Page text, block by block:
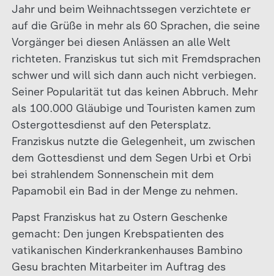
Jahr und beim Weihnachtssegen verzichtete er
auf die Grüße in mehr als 60 Sprachen, die seine
Vorgänger bei diesen Anlässen an alle Welt
richteten. Franziskus tut sich mit Fremdsprachen
schwer und will sich dann auch nicht verbiegen.
Seiner Popularität tut das keinen Abbruch. Mehr
als 100.000 Gläubige und Touristen kamen zum
Ostergottesdienst auf den Petersplatz.
Franziskus nutzte die Gelegenheit, um zwischen
dem Gottesdienst und dem Segen Urbi et Orbi
bei strahlendem Sonnenschein mit dem
Papamobil ein Bad in der Menge zu nehmen.
Papst Franziskus hat zu Ostern Geschenke
gemacht: Den jungen Krebspatienten des
vatikanischen Kinderkrankenhauses Bambino
Gesu brachten Mitarbeiter im Auftrag des